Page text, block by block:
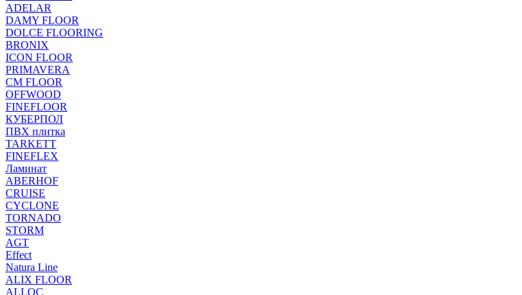
ADELAR
DAMY FLOOR
DOLCE FLOORING
BRONIX
ICON FLOOR
PRIMAVERA
CM FLOOR
OFFWOOD
FINEFLOOR
КУБЕРПОЛ
ПВХ плитка
TARKETT
FINEFLEX
Ламинат
ABERHOF
CRUISE
CYCLONE
TORNADO
STORM
AGT
Effect
Natura Line
ALIX FLOOR
ALLOC